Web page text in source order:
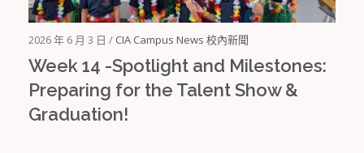
2026 年 6 月 3 日 / CIA Campus News 校內新聞
Week 14 -Spotlight and Milestones:
Preparing for the Talent Show &
Graduation!